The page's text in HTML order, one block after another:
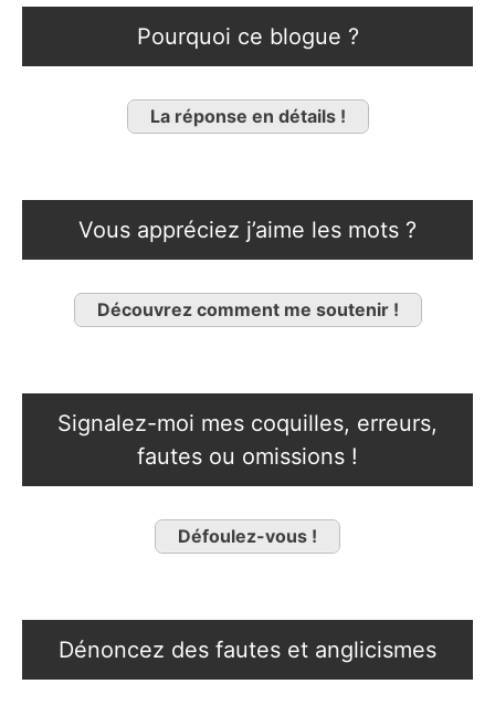
Pourquoi ce blogue ?
La réponse en détails !
Vous appréciez j’aime les mots ?
Découvrez comment me soutenir !
Signalez-moi mes coquilles, erreurs,
fautes ou omissions !
Défoulez-vous !
Dénoncez des fautes et anglicismes